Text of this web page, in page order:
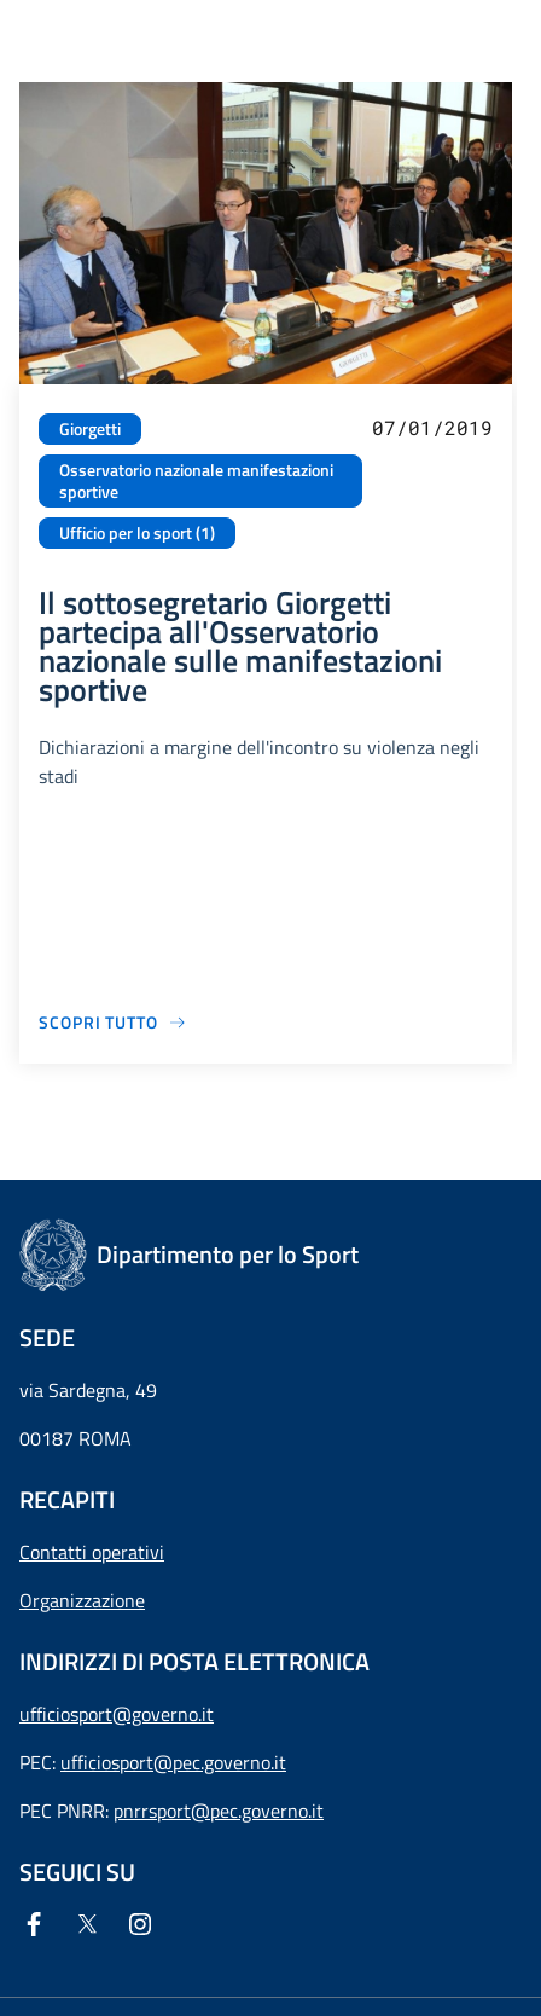
Giorgetti
Osservatorio nazionale manifestazioni
sportive
Ufficio per lo sport (1)
07/01/2019
Il sottosegretario Giorgetti
partecipa all'Osservatorio
nazionale sulle manifestazioni
sportive
Dichiarazioni a margine dell'incontro su violenza negli
stadi
SCOPRI TUTTO
Dipartimento per lo Sport
SEDE
via Sardegna, 49
00187 ROMA
RECAPITI
Contatti operativi
Organizzazione
INDIRIZZI DI POSTA ELETTRONICA
ufficiosport@governo.it
PEC: ufficiosport@pec.governo.it
PEC PNRR: pnrrsport@pec.governo.it
SEGUICI SU